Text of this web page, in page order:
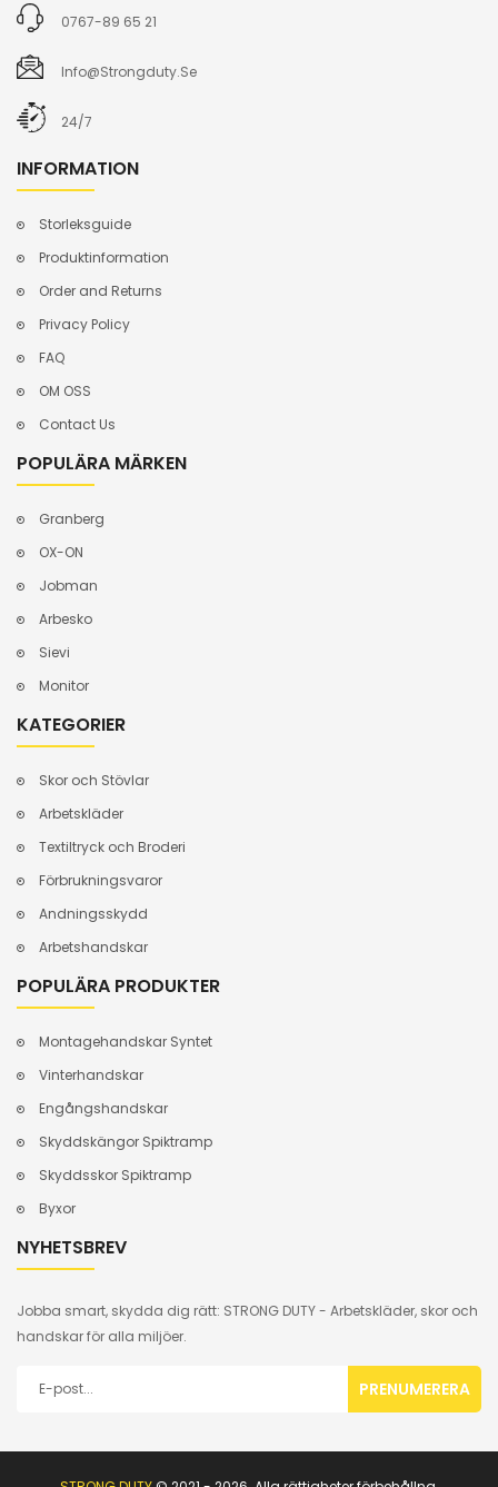
0767-89 65 21
Info@strongduty.se
24/7
INFORMATION
Storleksguide
Produktinformation
Order and Returns
Privacy Policy
FAQ
OM OSS
Contact Us
POPULÄRA MÄRKEN
Granberg
OX-ON
Jobman
Arbesko
Sievi
Monitor
KATEGORIER
Skor och Stövlar
Arbetskläder
Textiltryck och Broderi
Förbrukningsvaror
Andningsskydd
Arbetshandskar
POPULÄRA PRODUKTER
Montagehandskar Syntet
Vinterhandskar
Engångshandskar
Skyddskängor Spiktramp
Skyddsskor Spiktramp
Byxor
NYHETSBREV
Jobba smart, skydda dig rätt: STRONG DUTY - Arbetskläder, skor och
handskar för alla miljöer.
PRENUMERERA